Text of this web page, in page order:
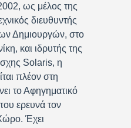
ως μέλος της
διευθυντής
Δημιουργών, στο
και ιδρυτής της
Solaris, η
πλέον στη
το Αφηγηματικό
ερευνά τον
Έχει